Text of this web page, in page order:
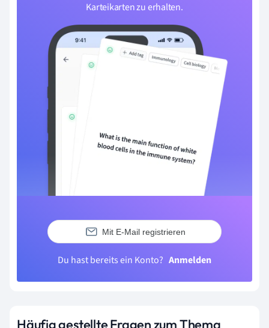
Karteikarten zu erhalten.
Mit E-Mail registrieren
Du hast bereits ein Konto? Anmelden
Häufig gestellte Fragen zum Thema